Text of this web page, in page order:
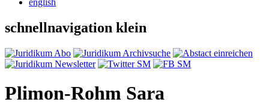
english
schnellnavigation klein
Plimon-Rohm Sara